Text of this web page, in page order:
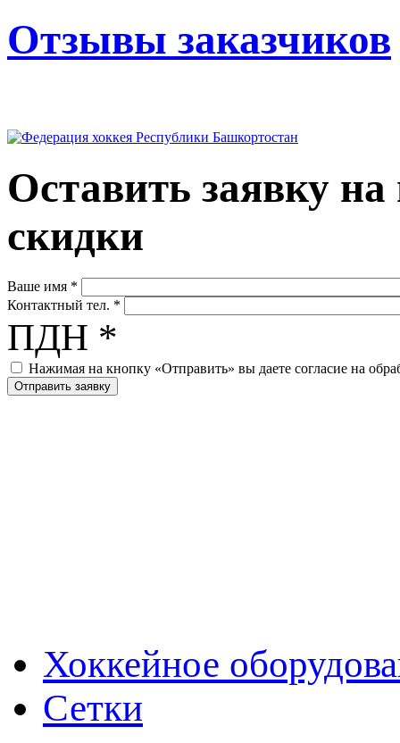
Отзывы заказчиков
Оставить заявку
скидки
Ваше имя *
Контактный тел. *
ПДН *
Нажимая на кнопку «Отправить» вы даете согласие на
Хоккейное
Сетки